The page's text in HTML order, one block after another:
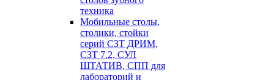
техника
Мобильные столы,
столики, стойки
серий СЗТ ДРИМ,
СЗТ 7.2, СУЛ
ШТАТИВ, СПП для
лабораторий и